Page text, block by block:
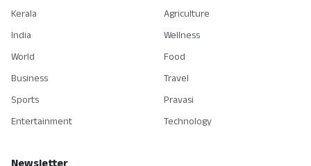
Kerala
India
World
Business
Sports
Entertainment
Agriculture
Wellness
Food
Travel
Pravasi
Technology